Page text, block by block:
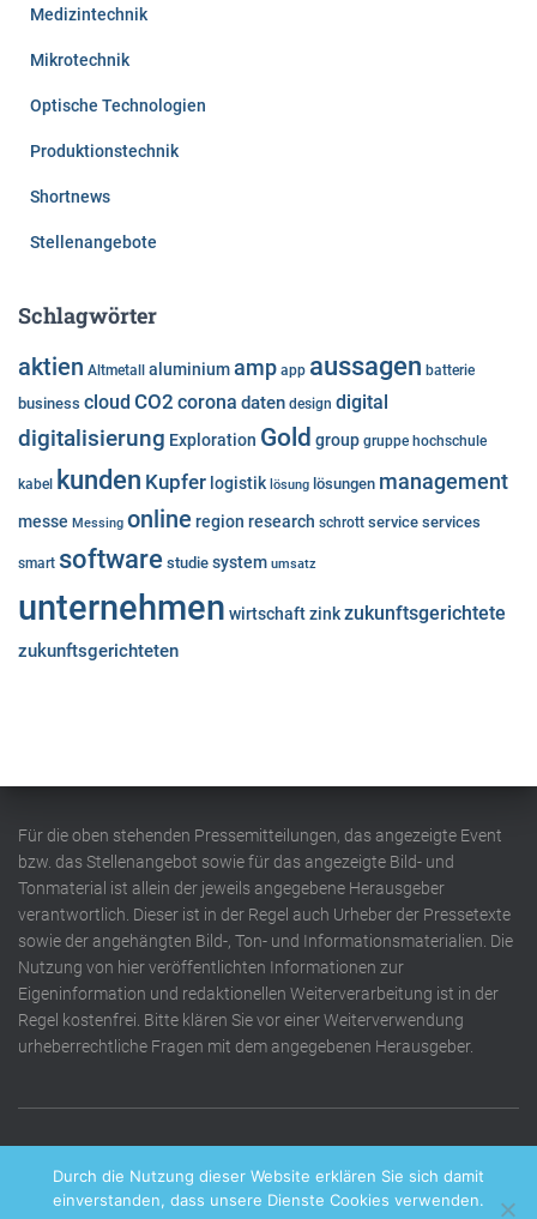
Medizintechnik
Mikrotechnik
Optische Technologien
Produktionstechnik
Shortnews
Stellenangebote
Schlagwörter
aktien Altmetall aluminiumamp app aussagen batterie
business cloud CO2 corona daten design digital
digitalisierung Exploration Gold group gruppe hochschule
kabel kunden Kupfer logistik lösung lösungen management
messe Messing online region research schrott service services
smart software studie system umsatz
unternehmen wirtschaftzinkzukunftsgerichtete
zukunftsgerichteten
Für die oben stehenden Pressemitteilungen, das angezeigte Event
bzw. das Stellenangebot sowie für das angezeigte Bild- und
Tonmaterial ist allein der jeweils angegebene Herausgeber
verantwortlich. Dieser ist in der Regel auch Urheber der Pressetexte
sowie der angehängten Bild-, Ton- und Informationsmaterialien. Die
Nutzung von hier veröffentlichten Informationen zur
Eigeninformation und redaktionellen Weiterverarbeitung ist in der
Regel kostenfrei. Bitte klären Sie vor einer Weiterverwendung
urheberrechtliche Fragen mit dem angegebenen Herausgeber.
Durch die Nutzung dieser Website erklären Sie sich damit
einverstanden, dass unsere Dienste Cookies verwenden.